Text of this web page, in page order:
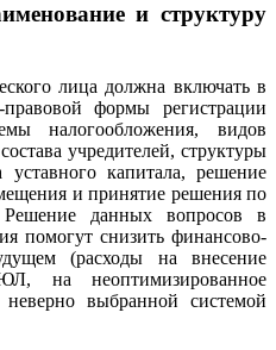
и структуру
лица должна включать в
формы регистрации
налогообложения, видов
учредителей, структуры
уставного капитала, решение
и принятие решения по
данных вопросов в
помогут снизить финансово-
(расходы на внесение
на неоптимизированное
выбранной системой